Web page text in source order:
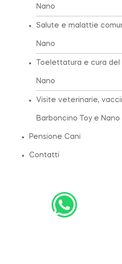
Nano
Salute e malattie
Nano
Toelettatura e cura del
Nano
Visite veterinarie,
Barboncino Toy e Nano
Pensione Cani
Contatti